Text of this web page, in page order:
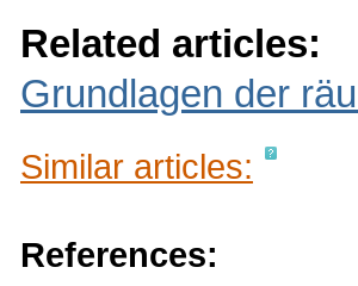
Related articles:
Grundlagen der
Similar articles:
References: